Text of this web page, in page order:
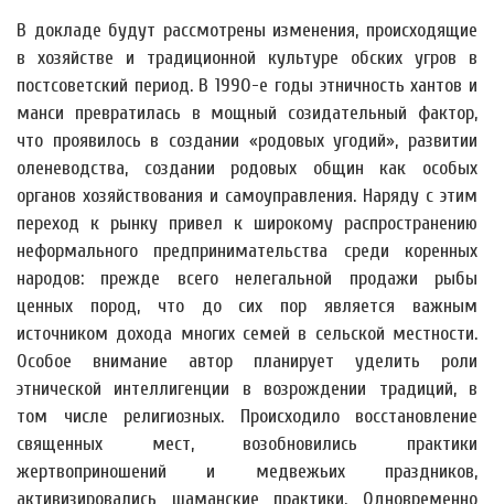
В докладе будут рассмотрены изменения, происходящие
в хозяйстве и традиционной культуре обских угров в
постсоветский период. В 1990-е годы этничность хантов и
манси превратилась в мощный созидательный фактор,
что проявилось в создании «родовых угодий», развитии
оленеводства, создании родовых общин как особых
органов хозяйствования и самоуправления. Наряду с этим
переход к рынку привел к широкому распространению
неформального предпринимательства среди коренных
народов: прежде всего нелегальной продажи рыбы
ценных пород, что до сих пор является важным
источником дохода многих семей в сельской местности.
Особое внимание автор планирует уделить роли
этнической интеллигенции в возрождении традиций, в
том числе религиозных. Происходило восстановление
священных мест, возобновились практики
жертвоприношений и медвежьих праздников,
активизировались шаманские практики. Одновременно